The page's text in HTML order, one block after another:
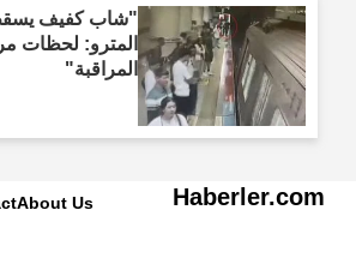
"شاب كفيف يسقط
المترو: لحظات
المراقبة"
Haberler.com
About Us